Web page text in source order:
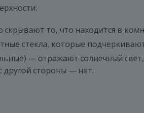
то, что находится в
стекла, которые
— отражают солнечный
другой стороны — нет.